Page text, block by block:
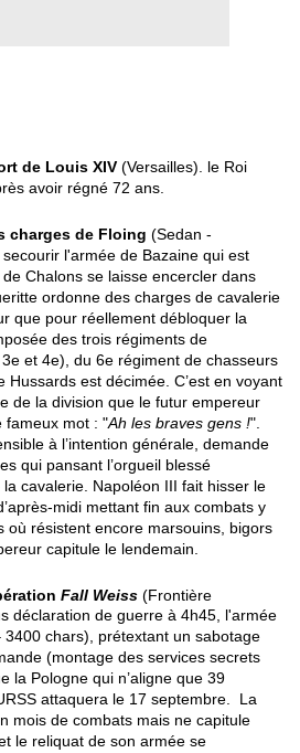
de Louis XIV (Versailles). le Roi
avoir régné 72 ans.
charges de Floing (Sedan -
l'armée de Bazaine qui est
Chalons se laisse encercler dans
ordonne des charges de cavalerie
que pour réellement débloquer la
des trois régiments de
et 4e), du 6e régiment de chasseurs
est décimée. C’est en voyant
de la division que le futur empereur
fameux mot : "Ah les braves gens !".
à l’intention générale, demande
qui pansant l’orgueil blessé
cavalerie. Napoléon III fait hisser le
midi mettant fin aux combats y
où résistent encore marsouins, bigors
capitule le lendemain.
Fall Weiss (Frontière
déclaration de guerre à 4h45, l'armée
chars), prétextant un sabotage
(montage des services secrets
la Pologne qui n’aligne que 39
attaquera le 17 septembre. La
mois de combats mais ne capitule
le reliquat de son armée se